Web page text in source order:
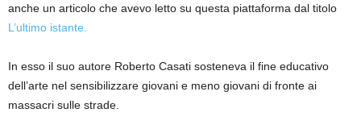
anche un articolo che avevo letto su questa piattaforma dal titolo
L’ultimo istante.
In esso il suo autore Roberto Casati sosteneva il fine educativo
dell’arte nel sensibilizzare giovani e meno giovani di fronte ai
massacri sulle strade.